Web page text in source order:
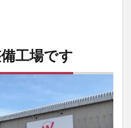
工場です